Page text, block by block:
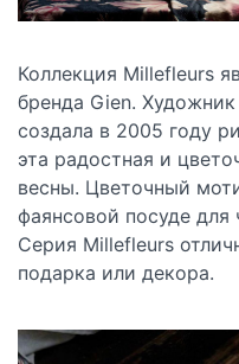
Коллекция Millefleurs
бренда Gien.
создала в 2005 году
эта радостная и
весны. Цветочный
фаянсовой посуде для
Серия Millefleurs
подарка или декора.